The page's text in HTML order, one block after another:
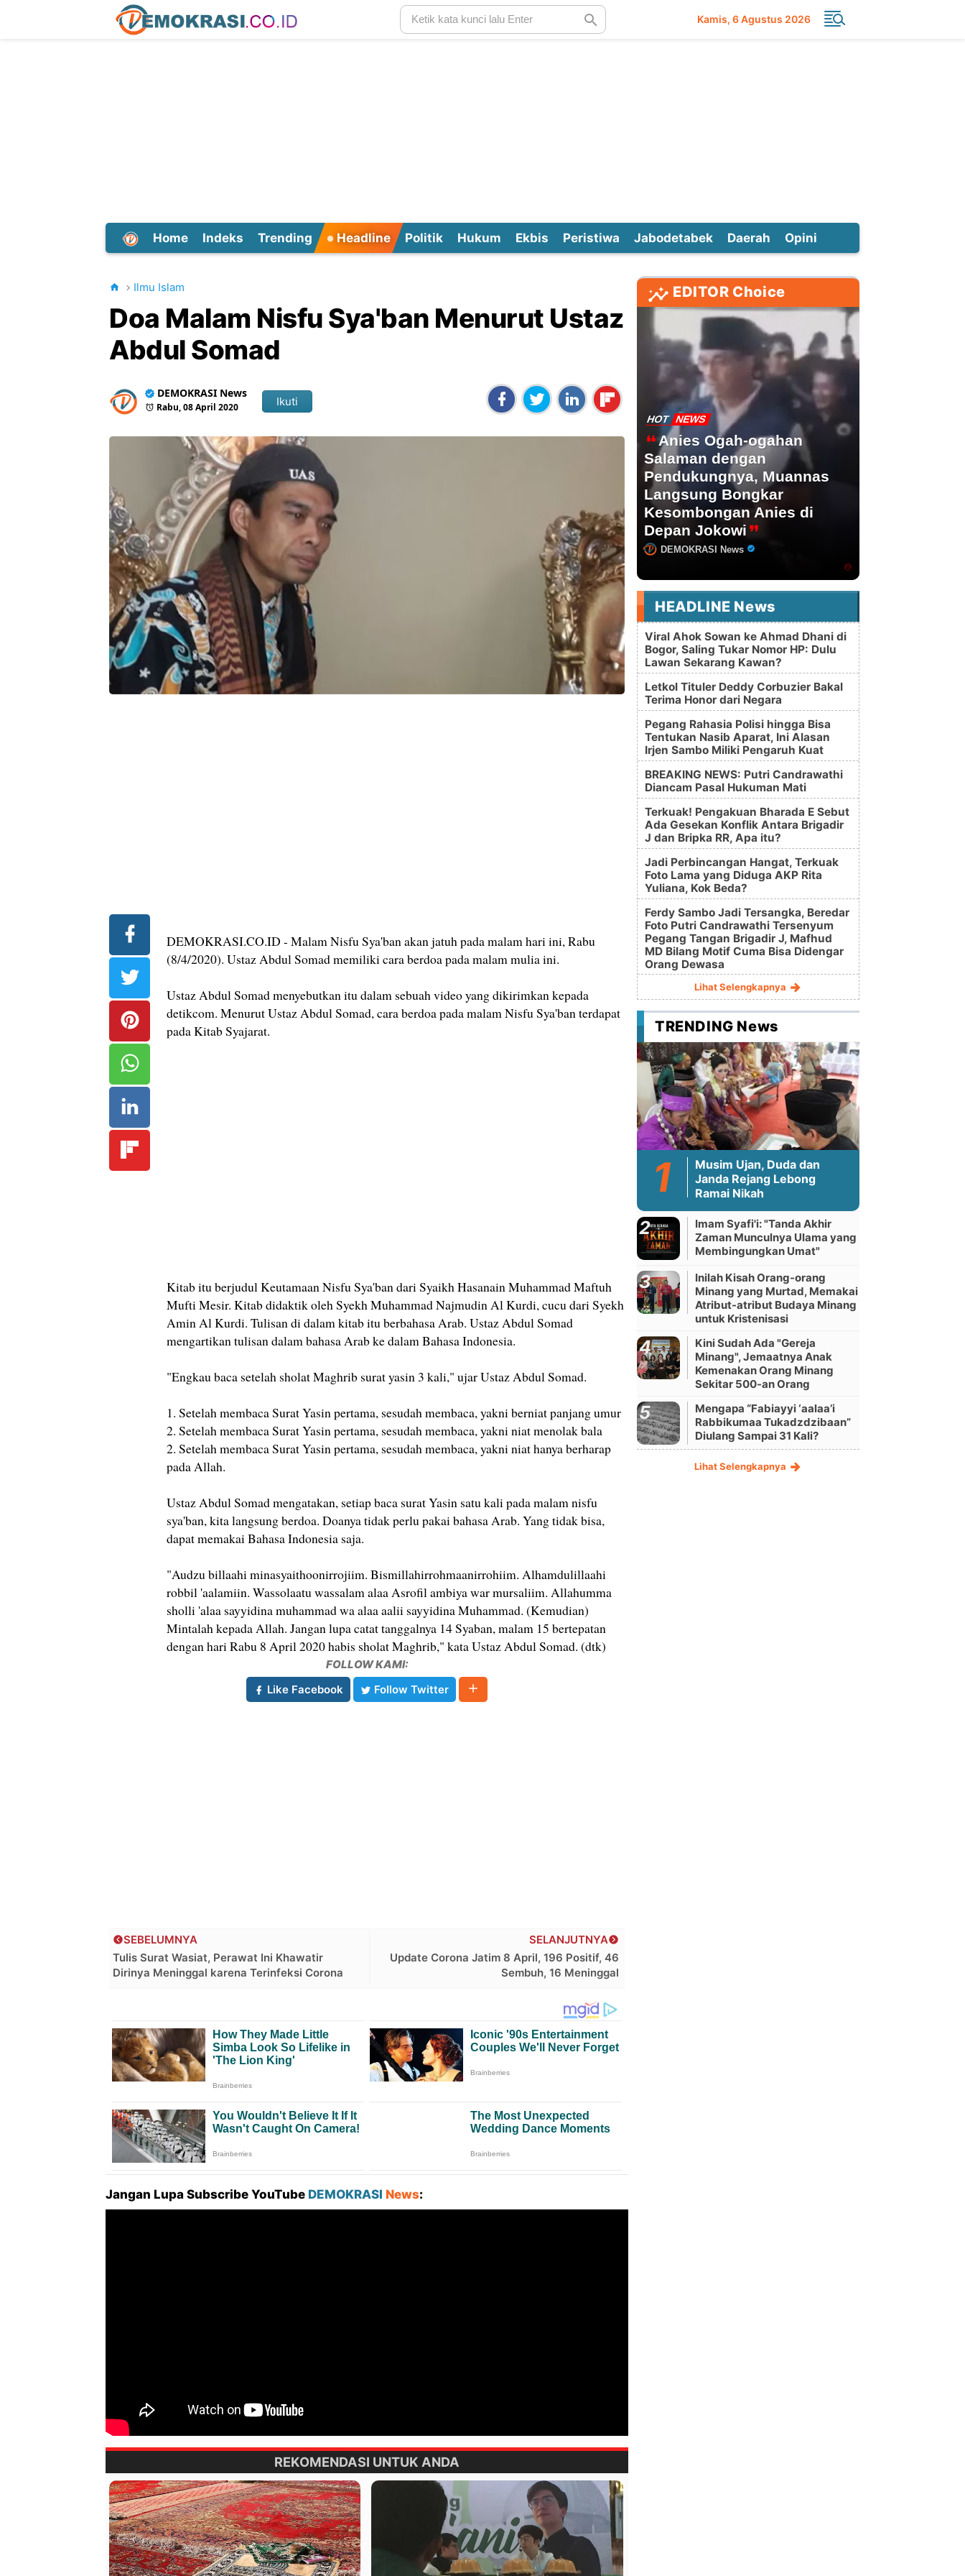
Kamis 6 Agustus 2026
Home Indeks Trending Headline Politik Hukum Ekbis Peristiwa Jabodetabek Daerah Opini
Ilmu Islam
Doa Malam Nisfu Sya'ban Menurut Ustaz
Abdul Somad
DEMOKRASI News
Rabu, 08 April 2020 Ikuti
DEMOKRASI.CO.ID - Malam Nisfu Sya'ban akan jatuh pada malam hari ini, Rabu
(8/4/2020). Ustaz Abdul Somad memiliki cara berdoa pada malam mulia ini.
Ustaz Abdul Somad menyebutkan itu dalam sebuah video yang dikirimkan kepada
detikcom. Menurut Ustaz Abdul Somad, cara berdoa pada malam Nisfu Sya'ban terdapat
pada Kitab Syajarat.
Kitab itu berjudul Keutamaan Nisfu Sya'ban dari Syaikh Hasanain Muhammad Maftuh
Mufti Mesir. Kitab didaktik oleh Syekh Muhammad Najmudin Al Kurdi, cucu dari Syekh
Amin Al Kurdi. Tulisan di dalam kitab itu berbahasa Arab. Ustaz Abdul Somad
mengartikan tulisan dalam bahasa Arab ke dalam Bahasa Indonesia.
"Engkau baca setelah sholat Maghrib surat yasin 3 kali," ujar Ustaz Abdul Somad.
1. Setelah membaca Surat Yasin pertama, sesudah membaca, yakni berniat panjang umur
2. Setelah membaca Surat Yasin pertama, sesudah membaca, yakni niat menolak bala
2. Setelah membaca Surat Yasin pertama, sesudah membaca, yakni niat hanya berharap
pada Allah.
Ustaz Abdul Somad mengatakan, setiap baca surat Yasin satu kali pada malam nisfu
sya'ban, kita langsung berdoa. Doanya tidak perlu pakai bahasa Arab. Yang tidak bisa,
dapat memakai Bahasa Indonesia saja.
"Audzu billaahi minasyaithoonirrojiim. Bismillahirrohmaanirrohiim. Alhamdulillaahi
robbil 'aalamiin. Wassolaatu wassalam alaa Asrofil ambiya war mursaliim. Allahumma
sholli 'alaa sayyidina muhammad wa alaa aalii sayyidina Muhammad. (Kemudian)
Mintalah kepada Allah. Jangan lupa catat tanggalnya 14 Syaban, malam 15 bertepatan
dengan hari Rabu 8 April 2020 habis sholat Maghrib," kata Ustaz Abdul Somad. (dtk)
FOLLOW KAMI:
Like Facebook
Follow Twitter
SELANJUTNYA
Update Corona Jatim 8 April, 196 Positif, 46
Sembuh, 16 Meninggal
SEBELUMNYA
Tulis Surat Wasiat, Perawat Ini Khawatir
Dirinya Meninggal karena Terinfeksi Corona
Jangan Lupa Subscribe YouTube DEMOKRASI News:
REKOMENDASI UNTUK ANDA
EDITOR Choice
HOT NEWS
Anies Ogah-ogahan
Salaman dengan
Pendukungnya, Muannas
Langsung Bongkar
Kesombongan Anies di
Depan Jokowi
DEMOKRASI News
HEADLINE News
Viral Ahok Sowan ke Ahmad Dhani di
Bogor, Saling Tukar Nomor HP: Dulu
Lawan Sekarang Kawan?
Letkol Tituler Deddy Corbuzier Bakal
Terima Honor dari Negara
Pegang Rahasia Polisi hingga Bisa
Tentukan Nasib Aparat, Ini Alasan
Irjen Sambo Miliki Pengaruh Kuat
BREAKING NEWS: Putri Candrawathi
Diancam Pasal Hukuman Mati
Terkuak! Pengakuan Bharada E Sebut
Ada Gesekan Konflik Antara Brigadir
J dan Bripka RR, Apa itu?
Jadi Perbincangan Hangat, Terkuak
Foto Lama yang Diduga AKP Rita
Yuliana, Kok Beda?
Ferdy Sambo Jadi Tersangka, Beredar
Foto Putri Candrawathi Tersenyum
Pegang Tangan Brigadir J, Mafhud
MD Bilang Motif Cuma Bisa Didengar
Orang Dewasa
Lihat Selengkapnya
TRENDING News
Musim Ujan, Duda dan
Janda Rejang Lebong
Ramai Nikah
Imam Syafi'i: "Tanda Akhir
Zaman Munculnya Ulama yang
Membingungkan Umat"
Inilah Kisah Orang-orang
Minang yang Murtad, Memakai
Atribut-atribut Budaya Minang
untuk Kristenisasi
Kini Sudah Ada "Gereja
Minang", Jemaatnya Anak
Kemenakan Orang Minang
Sekitar 500-an Orang
Mengapa “Fabiayyi ‘aalaa’i
Rabbikumaa Tukadzdzibaan”
Diulang Sampai 31 Kali?
Lihat Selengkapnya